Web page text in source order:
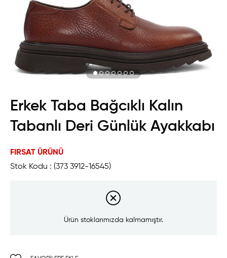
Erkek Taba Bağcıklı Kalın
Tabanlı Deri Günlük Ayakkabı
FIRSAT ÜRÜNÜ
Stok Kodu
(373 3912-16545)
Ürün stoklarımızda kalmamıştır.